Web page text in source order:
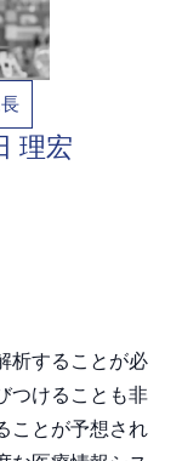
理宏
析することが必
つけることも非
ことが予想され